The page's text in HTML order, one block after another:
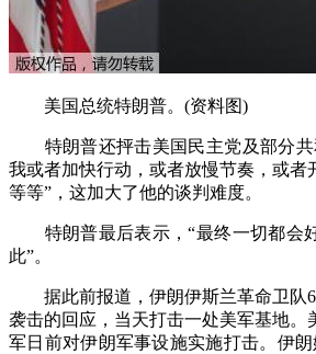
美国总统特朗普。(资料图)
特朗普还抨击美国民主党及部分共
我或者加快行动，或者放慢节奏，或者
等等”，这加大了他的谈判难度。
特朗普最后表示，“最终一切都会
此”。
据此前报道，伊朗伊斯兰革命卫队6
袭击的回应，当天打击一处美军基地。
军日前对伊朗军事设施实施打击。伊